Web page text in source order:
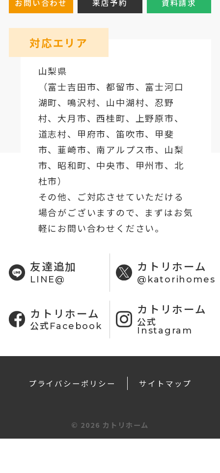
お問い合わせ 来店予約 資料請求
対応エリア
山梨県
（富士吉田市、都留市、 富士河口
湖町、鳴沢村、山中湖村、忍野
村、 大月市、西桂町、上野原市、
道志村、 甲府市、笛吹市、甲斐
市、韮崎市、南アルプス市、山梨
市、昭和町、中央市、甲州市、北
杜市）
その他、ご対応させていただける
場合がございますので、まずはお気
軽にお問い合わせください。
友達追加
LINE@
カトリホーム
@katorihomes
カトリホーム
公式Facebook
カトリホーム
公式
Instagram
プライバシーポリシー サイトマップ
© 2026 カトリホーム